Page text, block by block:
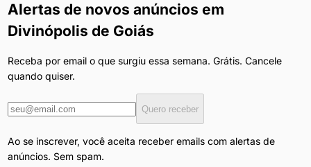
Alertas de novos anúncios em
Divinópolis de Goiás
Receba por email o que surgiu essa semana. Grátis. Cancele
quando quiser.
Quero receber
Ao se inscrever, você aceita receber emails com alertas de
anúncios. Sem spam.